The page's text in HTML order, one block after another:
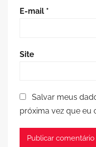
E-mail *
Site
Salvar meus
próxima vez que eu